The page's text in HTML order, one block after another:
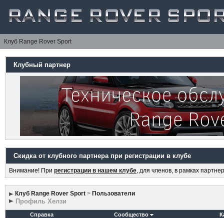
Клуб Range Rover Sport
Клубный партнер
Скидка от клубного партнера при регистрации в клубе
Внимание! При регистрации в нашем клубе, для членов, в рамках
Клуб Range Rover Sport > Пользователи
Профиль Хелзи
Справка Сообщество